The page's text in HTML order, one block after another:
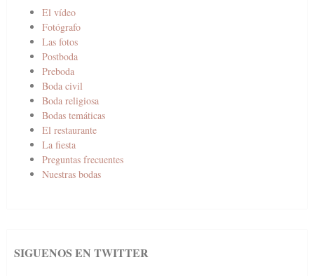
El vídeo
Fotógrafo
Las fotos
Postboda
Preboda
Boda civil
Boda religiosa
Bodas temáticas
El restaurante
La fiesta
Preguntas frecuentes
Nuestras bodas
SIGUENOS EN TWITTER